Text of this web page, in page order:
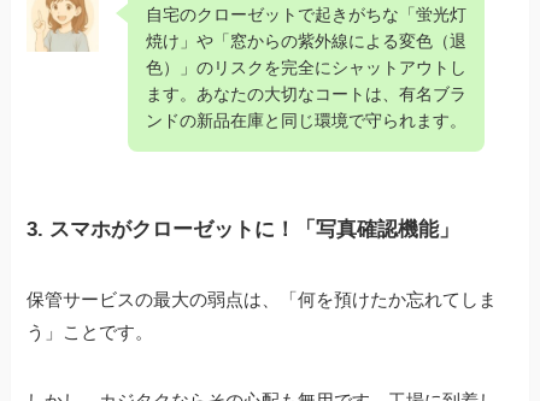
自宅のクローゼットで起きがちな「蛍光灯
焼け」や「窓からの紫外線による変色（退
色）」のリスクを完全にシャットアウトし
ます。あなたの大切なコートは、有名ブラ
ンドの新品在庫と同じ環境で守られます。
3. スマホがクローゼットに！「写真確認機能」
保管サービスの最大の弱点は、「何を預けたか忘れてしま
う」ことです。